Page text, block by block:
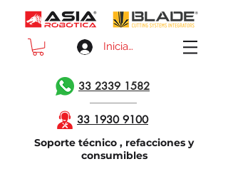
Iniciar sesión
33 2339 1582
33 1930 9100
Soporte técnico , refacciones y
consumibles